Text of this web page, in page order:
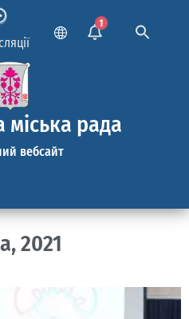
1
міська рада
вебсайт
2021